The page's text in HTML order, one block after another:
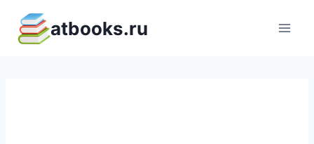
содержимому
atbooks.ru